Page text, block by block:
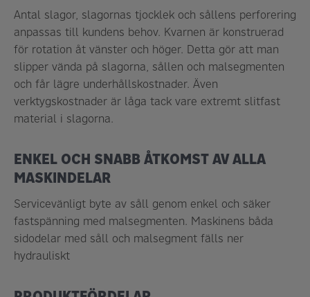
Antal slagor, slagornas tjocklek och sållens perforering
anpassas till kundens behov. Kvarnen är konstruerad
för rotation åt vänster och höger. Detta gör att man
slipper vända på slagorna, sållen och malsegmenten
och får lägre underhållskostnader. Även
verktygskostnader är låga tack vare extremt slitfast
material i slagorna.
ENKEL OCH SNABB ÅTKOMST AV ALLA
MASKINDELAR
Servicevänligt byte av såll genom enkel och säker
fastspänning med malsegmenten. Maskinens båda
sidodelar med såll och malsegment fälls ner
hydrauliskt